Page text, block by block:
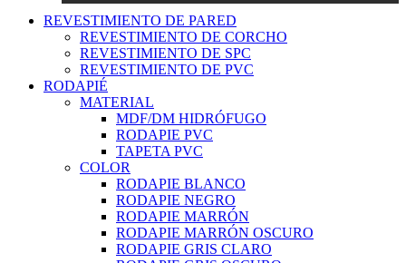
REVESTIMIENTO DE PARED
REVESTIMIENTO DE CORCHO
REVESTIMIENTO DE SPC
REVESTIMIENTO DE PVC
RODAPIÉ
MATERIAL
MDF/DM HIDRÓFUGO
RODAPIE PVC
TAPETA PVC
COLOR
RODAPIE BLANCO
RODAPIE NEGRO
RODAPIE MARRÓN
RODAPIE MARRÓN OSCURO
RODAPIE GRIS CLARO